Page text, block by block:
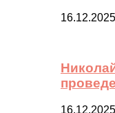
16.12.2025
16.12.2025